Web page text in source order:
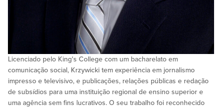
Licenciado pelo King's College com um bacharelato em
comunicação social, Krzywicki tem experiência em jornalismo
impresso e televisivo, e publicações, relações públicas e redação
de subsídios para uma instituição regional de ensino superior e
uma agência sem fins lucrativos. O seu trabalho foi reconhecido